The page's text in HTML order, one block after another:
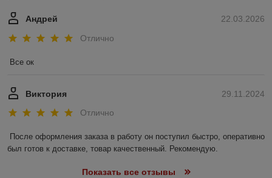
22.03.2026
Андрей
Отлично
Все ок
29.11.2024
Виктория
Отлично
После оформления заказа в работу он поступил быстро, оперативно
был готов к доставке, товар качественный. Рекомендую.
Показать все отзывы